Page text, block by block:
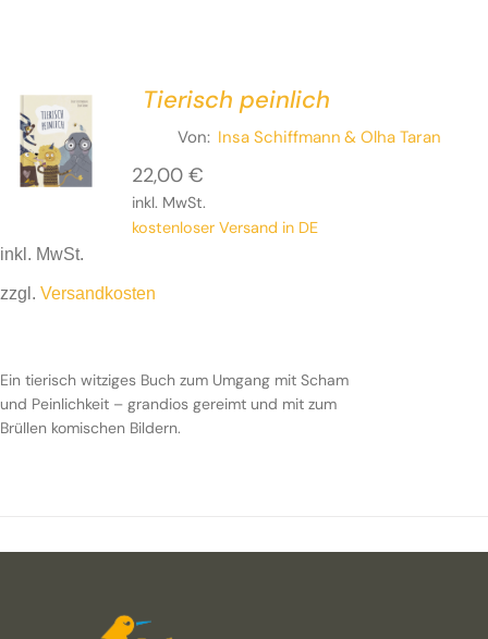
Tierisch peinlich
Von: Insa Schiffmann & Olha Taran
22,00 €
inkl. MwSt.
kostenloser Versand in DE
inkl. MwSt.
zzgl. Versandkosten
Ein tierisch witziges Buch zum Umgang mit Scham
und Peinlichkeit – grandios gereimt und mit zum
Brüllen komischen Bildern.